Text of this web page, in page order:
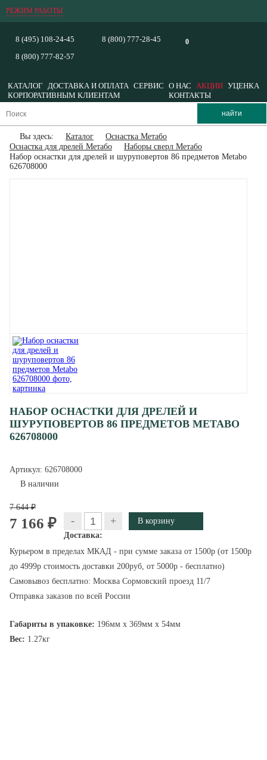
РЕЖИМ РАБОТЫ
0
8 (495) 108-24-45
8 (800) 777-82-57
8 (800) 777-28-45
КАТАЛОГ ДОСТАВКА И ОПЛАТА СЕРВИС О НАС АКЦИИ УЦЕНКА
КОРПОРАТИВНЫМ КЛИЕНТАМ
КОНТАКТЫ
Вы здесь: Каталог
Оснастка Метабо
Оснастка для дрелей Метабо
Наборы сверл Метабо
Набор оснастки для дрелей и шуруповертов 86 предметов Metabo
626708000
НАБОР ОСНАСТКИ ДЛЯ ДРЕЛЕЙ И
ШУРУПОВЕРТОВ 86 ПРЕДМЕТОВ METABO
626708000
Артикул: 626708000
В наличии
7 644 ₽
7 166 ₽ - +
Доставка:
Курьером в пределах МКАД - при сумме заказа от 1500р (от 1500р
до 4999р стоимость доставки 200руб, от 5000р - бесплатно)
Самовывоз бесплатно: Москва Сормовский проезд 11/7
Отправка заказов по всей России
Габариты в упаковке: 196мм x 369мм x 54мм
Вес: 1.27кг